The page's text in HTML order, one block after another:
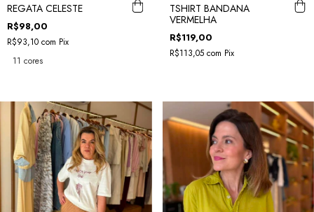
REGATA CELESTE
R$98,00
R$93,10 com Pix
11 cores
TSHIRT BANDANA
VERMELHA
R$119,00
R$113,05 com Pix